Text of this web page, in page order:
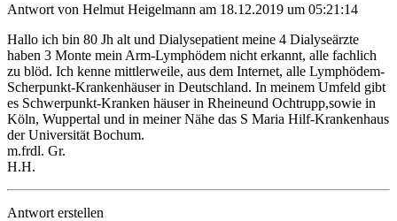
Antwort von Helmut Heigelmann am 18.12.2019 um 05:21:14
Hallo ich bin 80 Jh alt und Dialysepatient meine 4 Dialyseärzte
haben 3 Monte mein Arm-Lymphödem nicht erkannt, alle fachlich
zu blöd. Ich kenne mittlerweile, aus dem Internet, alle Lymphödem-
Scherpunkt-Krankenhäuser in Deutschland. In meinem Umfeld gibt
es Schwerpunkt-Kranken häuser in Rheineund Ochtrupp,sowie in
Köln, Wuppertal und in meiner Nähe das S Maria Hilf-Krankenhaus
der Universität Bochum.
m.frdl. Gr.
H.H.
Antwort erstellen